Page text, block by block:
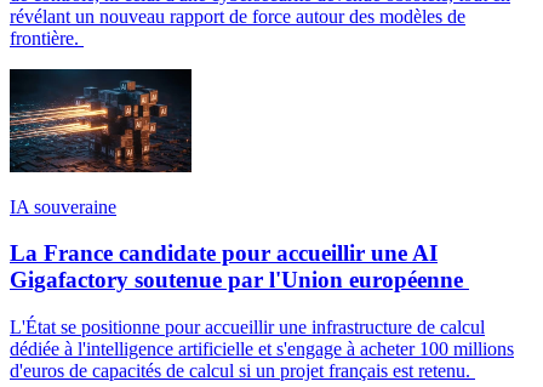
révélant un nouveau rapport de force autour des modèles de
frontière.
IA souveraine
La France candidate pour accueillir une AI
Gigafactory soutenue par l'Union européenne
L'État se positionne pour accueillir une infrastructure de calcul
dédiée à l'intelligence artificielle et s'engage à acheter 100 millions
d'euros de capacités de calcul si un projet français est retenu.